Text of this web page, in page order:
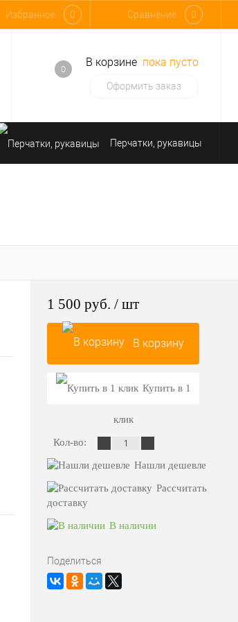
Избранное 0 Сравнение 0
0
В корзине пока пусто
Оформить заказ
Перчатки, рукавицы
1 500 руб. / шт
В корзину
Купить в 1
клик
Кол-во:
Нашли дешевле
Рассчитать
доставку
В наличии
Поделиться